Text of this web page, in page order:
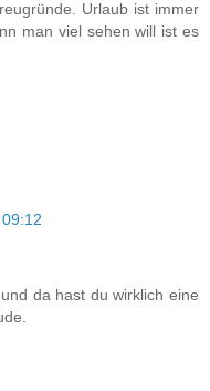
Urlaub ist immer
man viel sehen will ist es
da hast du wirklich eine